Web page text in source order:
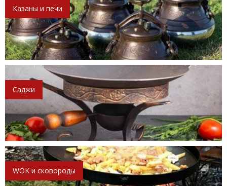
Казаны и печи
Саджи
WOK и сковороды